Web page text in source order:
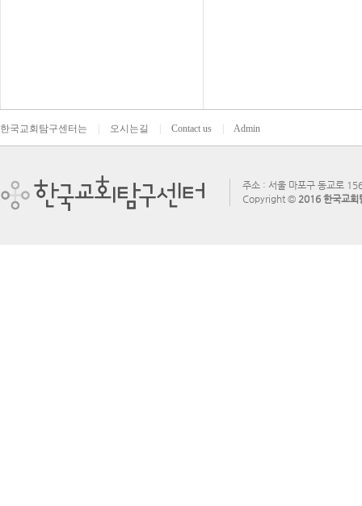
한국교회탐구센터는 오시는길 Contact us Admin
주소 : 서울 마포구 동교로
Copyright © 2016 한국교회